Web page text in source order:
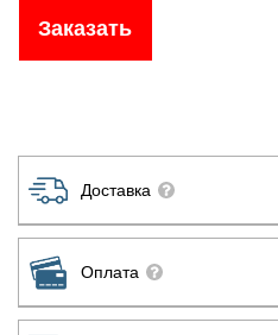
Заказать
Доставка
Оплата